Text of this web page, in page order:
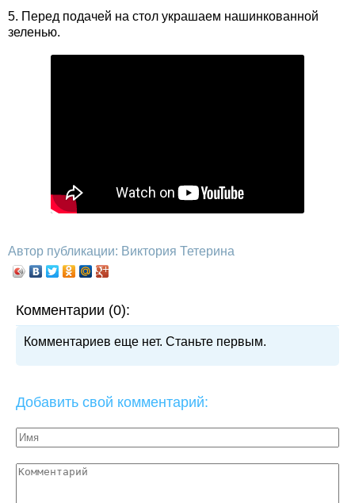
5. Перед подачей на стол украшаем нашинкованной
зеленью.
Автор публикации: Виктория Тетерина
Комментарии (0):
Комментариев еще нет. Станьте первым.
Добавить свой комментарий: